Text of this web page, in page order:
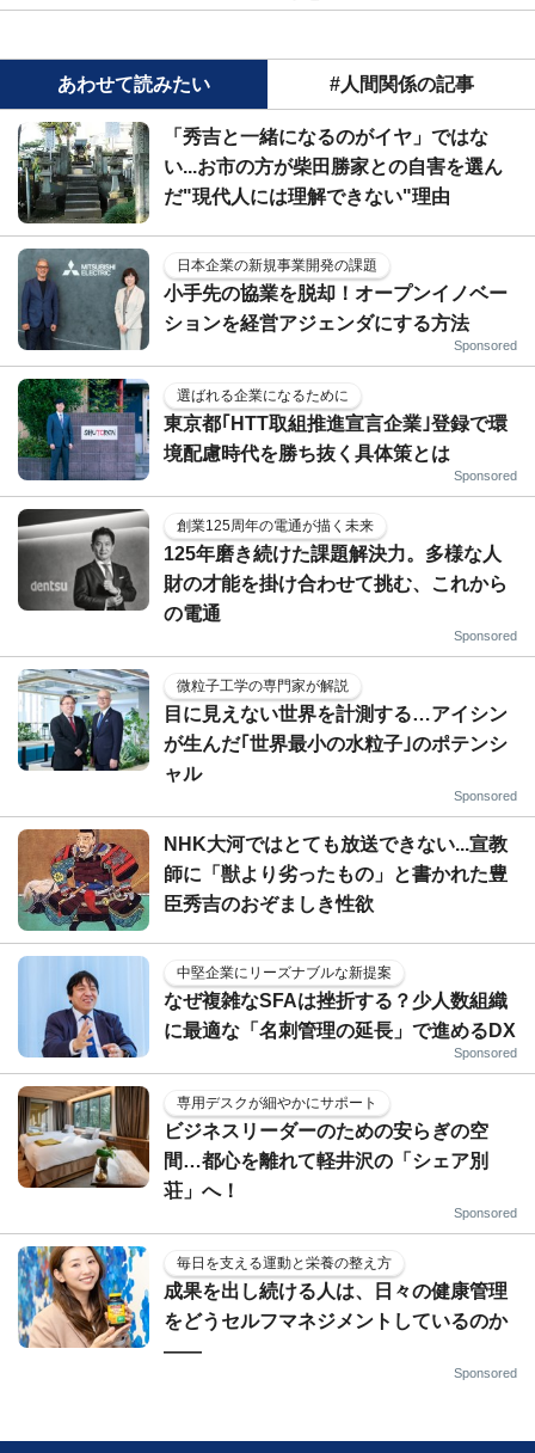
あわせて読みたい #人間関係の記事
「秀吉と一緒になるのがイヤ」ではな
い...お市の方が柴田勝家との自害を選ん
だ"現代人には理解できない"理由
日本企業の新規事業開発の課題
小手先の協業を脱却！オープンイノベー
ションを経営アジェンダにする方法
Sponsored
選ばれる企業になるために
東京都｢HTT取組推進宣言企業｣登録で環
境配慮時代を勝ち抜く具体策とは
Sponsored
創業125周年の電通が描く未来
125年磨き続けた課題解決力。多様な人
財の才能を掛け合わせて挑む、これから
の電通
Sponsored
微粒子工学の専門家が解説
目に見えない世界を計測する…アイシン
が生んだ｢世界最小の水粒子｣のポテンシ
ャル
Sponsored
NHK大河ではとても放送できない...宣教
師に「獣より劣ったもの」と書かれた豊
臣秀吉のおぞましき性欲
中堅企業にリーズナブルな新提案
なぜ複雑なSFAは挫折する？少人数組織
に最適な「名刺管理の延長」で進めるDX
Sponsored
専用デスクが細やかにサポート
ビジネスリーダーのための安らぎの空
間…都心を離れて軽井沢の「シェア別
荘」へ！
Sponsored
毎日を支える運動と栄養の整え方
成果を出し続ける人は、日々の健康管理
をどうセルフマネジメントしているのか
——
Sponsored